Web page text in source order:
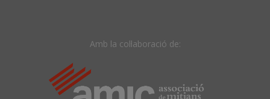
Amb la col·laboració de: